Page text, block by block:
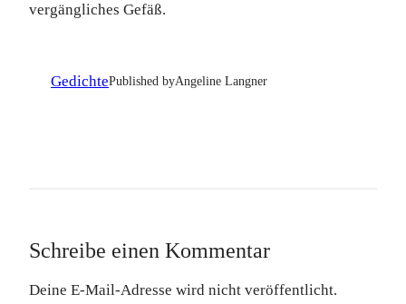
vergängliches Gefäß.
GedichtePublished byAngeline Langner
Schreibe einen Kommentar
Deine E-Mail-Adresse wird nicht veröffentlicht.